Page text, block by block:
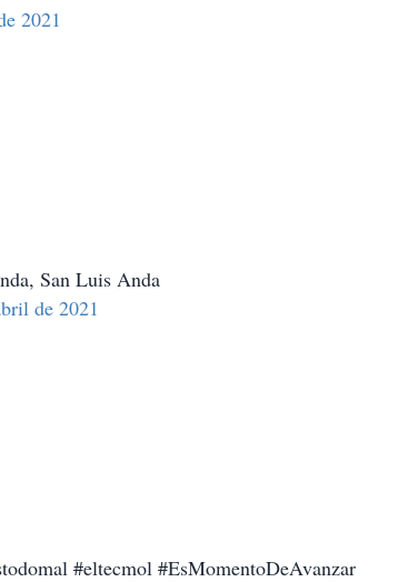
2021
San Luis Anda
de 2021
#eltecmol #EsMomentoDeAvanzar